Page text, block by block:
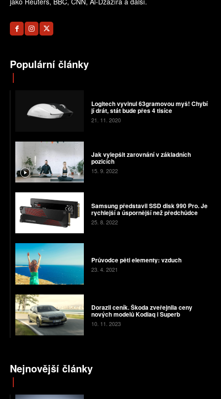
Populární články
Logitech vyvinul 63gramovou myš! Chybí
jí drát, stát bude přes 4 tisíce
21. 11. 2020
Jak vylepšit zarovnání v základních
pozicích
15. 9. 2022
Samsung představil SSD disk 990 Pro. Je
rychlejší a úspornější než předchůdce
25. 8. 2022
Průvodce pěti elementy: vzduch
23. 4. 2021
Dorazil ceník. Škoda zveřejnila ceny
nových modelů Kodiaq i Superb
10. 11. 2023
Nejnovější články